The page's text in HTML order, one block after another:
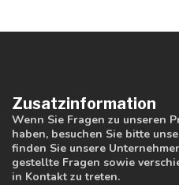
Zusatzinformation
Wenn Sie Fragen zu unseren
haben, besuchen Sie bitte
finden Sie unsere
gestellte Fragen sowie
in Kontakt zu treten.